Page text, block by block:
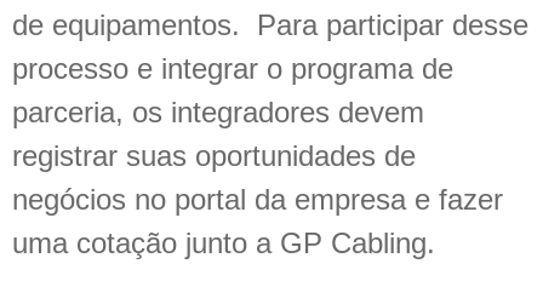
de equipamentos. Para participar desse
processo e integrar o programa de
parceria, os integradores devem
registrar suas oportunidades de
negócios no portal da empresa e fazer
uma cotação junto a GP Cabling.